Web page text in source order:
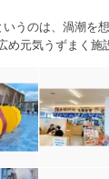
いうのは、渦潮を
め元気うずまく施